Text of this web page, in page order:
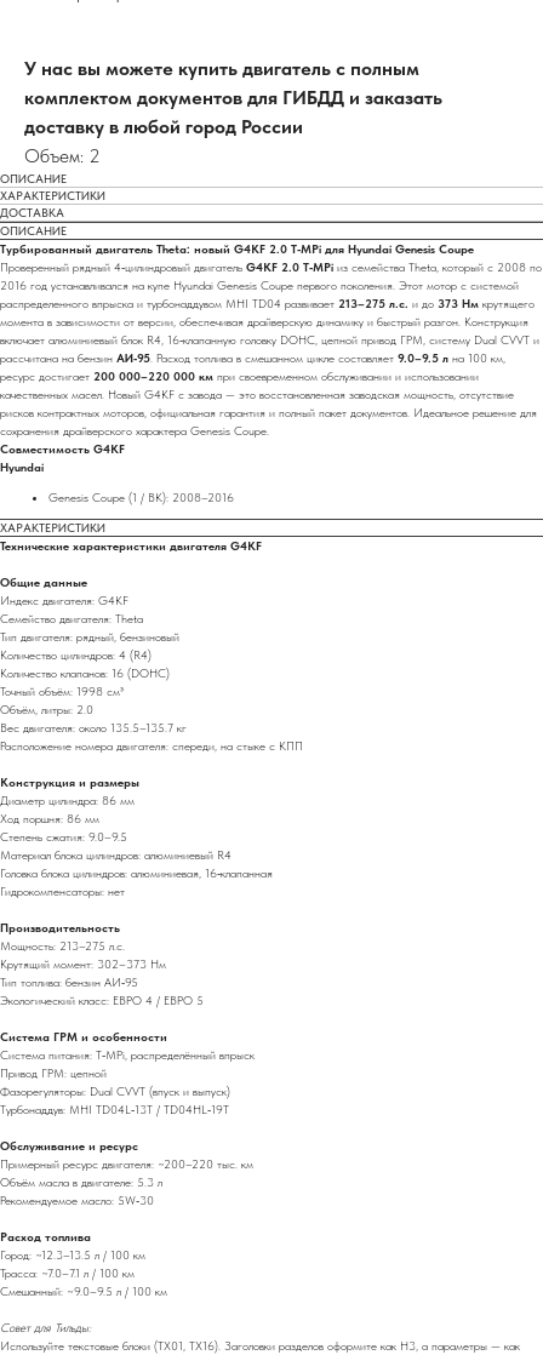
У нас вы можете купить двигатель с полным
комплектом документов для ГИБДД и заказать
доставку в любой город России
Объем: 2
ОПИСАНИЕ
ХАРАКТЕРИСТИКИ
ДОСТАВКА
ОПИСАНИЕ
Турбированный двигатель Theta: новый G4KF 2.0 T‑MPi для Hyundai Genesis Coupe
Проверенный рядный 4‑цилиндровый двигатель G4KF 2.0 T‑MPi из семейства Theta, который с 2008 по
2016 год устанавливался на купе Hyundai Genesis Coupe первого поколения. Этот мотор с системой
распределенного впрыска и турбонаддувом MHI TD04 развивает 213–275 л.с. и до 373 Нм крутящего
момента в зависимости от версии, обеспечивая драйверскую динамику и быстрый разгон. Конструкция
включает алюминиевый блок R4, 16‑клапанную головку DOHC, цепной привод ГРМ, систему Dual CVVT и
рассчитана на бензин АИ‑95 . Расход топлива в смешанном цикле составляет 9.0–9.5 л на 100 км,
ресурс достигает 200 000–220 000 км при своевременном обслуживании и использовании
качественных масел. Новый G4KF с завода — это восстановленная заводская мощность, отсутствие
рисков контрактных моторов, официальная гарантия и полный пакет документов. Идеальное решение для
сохранения драйверского характера Genesis Coupe.
Совместимость G4KF
Hyundai
Genesis Coupe (1 / BK): 2008–2016
ХАРАКТЕРИСТИКИ
Технические характеристики двигателя G4KF
Общие данные
Индекс двигателя: G4KF
Семейство двигателя: Theta
Тип двигателя: рядный, бензиновый
Количество цилиндров: 4 (R4)
Количество клапанов: 16 (DOHC)
Точный объём: 1998 см³
Объём, литры: 2.0
Вес двигателя: около 135.5–135.7 кг
Расположение номера двигателя: спереди, на стыке с КПП
Конструкция и размеры
Диаметр цилиндра: 86 мм
Ход поршня: 86 мм
Степень сжатия: 9.0–9.5
Материал блока цилиндров: алюминиевый R4
Головка блока цилиндров: алюминиевая, 16‑клапанная
Гидрокомпенсаторы: нет
Производительность
Мощность: 213–275 л.с.
Крутящий момент: 302–373 Нм
Тип топлива: бензин АИ‑95
Экологический класс: ЕВРО 4 / ЕВРО 5
Система ГРМ и особенности
Система питания: T‑MPi, распределённый впрыск
Привод ГРМ: цепной
Фазорегуляторы: Dual CVVT (впуск и выпуск)
Турбонаддув: MHI TD04L‑13T / TD04HL‑19T
Обслуживание и ресурс
Примерный ресурс двигателя: ~200–220 тыс. км
Объём масла в двигателе: 5.3 л
Рекомендуемое масло: 5W‑30
Расход топлива
Город: ~12.3–13.5 л / 100 км
Трасса: ~7.0–7.1 л / 100 км
Смешанный: ~9.0–9.5 л / 100 км
Совет для Тильды:
Используйте текстовые блоки (TX01, TX16). Заголовки разделов оформите как H3, а параметры — как